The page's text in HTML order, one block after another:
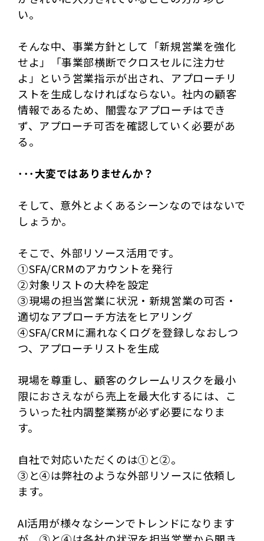
い。
そんな中、事業方針として「新規営業を強化
せよ」「事業部横断でクロスセルに注力せ
よ」という営業指示が出され、アプローチリ
ストを生成しなければならない。社内の顧客
情報であるため、闇雲なアプローチはでき
ず、アプローチ可否を確認していく必要があ
る。
･･･大変ではありませんか？
そして、意外とよくあるシーンなのではないで
しょうか。
そこで、外部リソース活用です。
①SFA/CRMのアカウントを発行
②対象リストの大枠を設定
③現場の担当営業に状況・新規営業の可否・
適切なアプローチ方法をヒアリング
④SFA/CRMに漏れなくログを登録しなおしつ
つ、アプローチリストを生成
現場を尊重し、顧客のクレームリスクを最小
限におさえながら売上を最大化するには、こ
ういった社内調整業務が必ず必要になりま
す。
自社で対応いただくのは①と②。
③と④は弊社のような外部リソースに依頼し
ます。
AI活用が様々なシーンでトレンドになります